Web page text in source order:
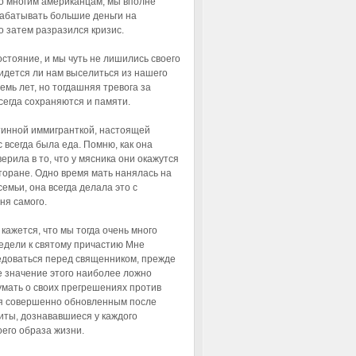
большие деньги на
разразился кризис.
и мы чуть не лишились своего
ли нам выселиться из нашего
лет, но тогдашняя тревога за
сохраняются и памяти.
иммигранткой, настоящей
была еда. Помню, как она
в то, что у мясника они окажутся
Одно время мать нанялась на
она всегда делала это с
самого.
что мы тогда очень много
к святому причастию Мне
перед священником, прежде
значение этого наиболее ложно
о своих прегрешениях против
совершенно обновленным после
дознававшиеся у каждого
образа жизни.